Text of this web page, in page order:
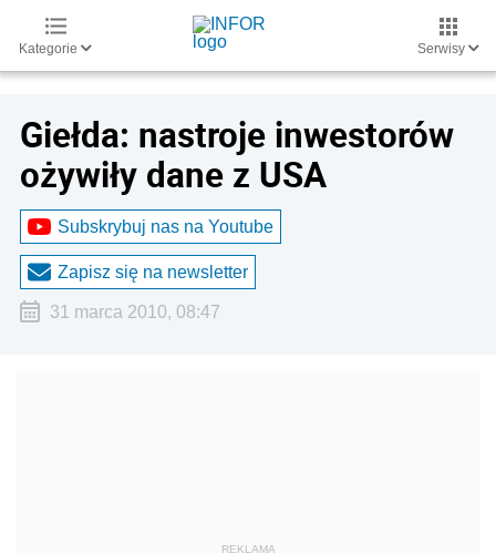
Kategorie Serwisy
Giełda: nastroje inwestorów
ożywiły dane z USA
Subskrybuj nas na Youtube
Zapisz się na newsletter
31 marca 2010, 08:47